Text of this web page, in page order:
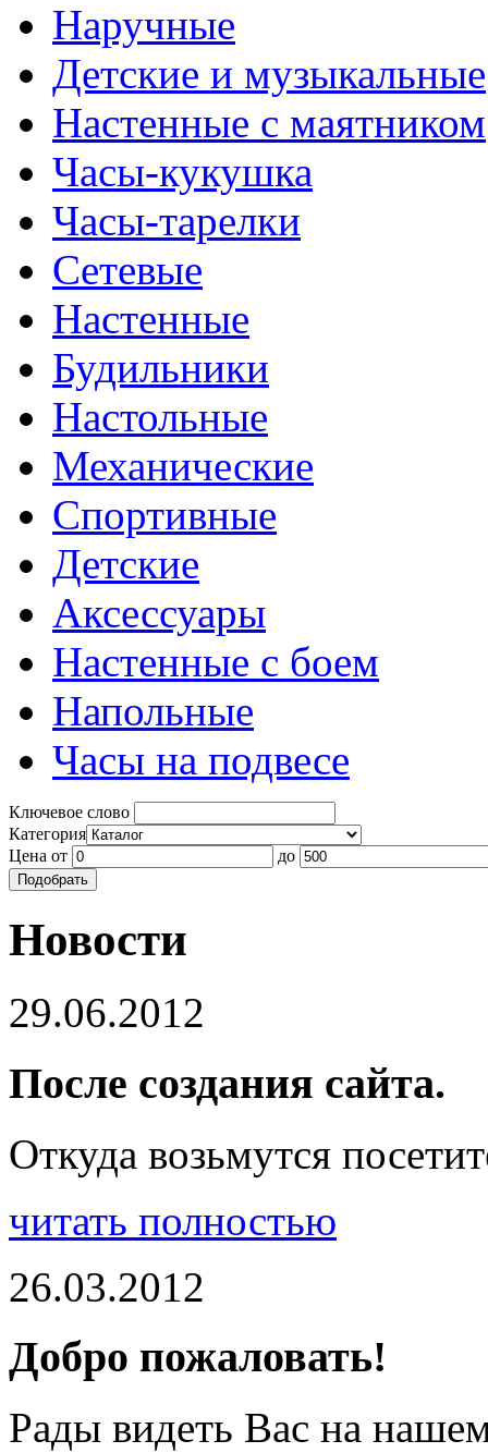
Наручные
Детские и музыкальные
Настенные с маятником
Часы-кукушка
Часы-тарелки
Сетевые
Настенные
Будильники
Настольные
Механические
Спортивные
Детские
Аксессуары
Настенные с боем
Напольные
Часы на подвесе
Ключевое слово
Категория
Цена от до
Новости
29.06.2012
После создания сайта.
Откуда возьмутся
читать полностью
26.03.2012
Добро пожаловать!
Рады видеть Вас на